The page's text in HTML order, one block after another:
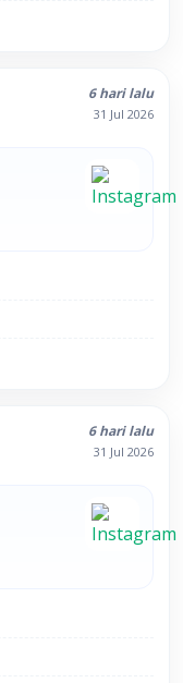
6 hari lalu
31 Jul 2026
6 hari lalu
31 Jul 2026